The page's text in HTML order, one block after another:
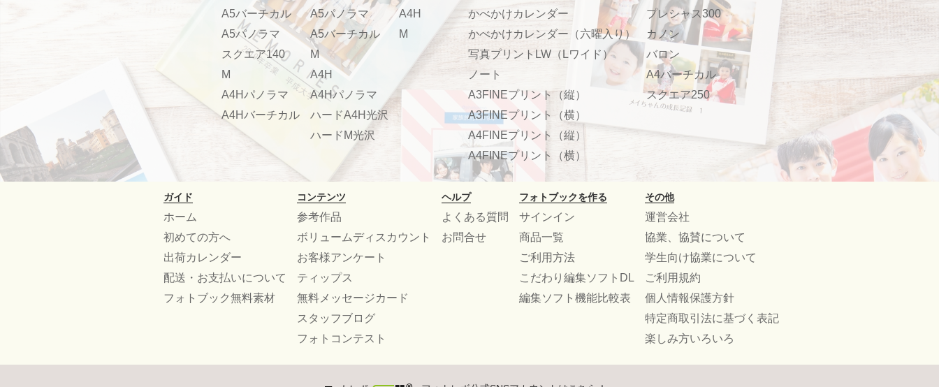
A5バーチカル
A5パノラマ
スクエア140
M
A4Hパノラマ
A4Hバーチカル
A5パノラマ
A5バーチカル
M
A4H
A4Hパノラマ
ハードA4H光沢
ハードM光沢
A4H
M
かべかけカレンダー
かべかけカレンダー（六曜入り）
写真プリントLW（Lワイド）
ノート
A3FINEプリント（縦）
A3FINEプリント（横）
A4FINEプリント（縦）
A4FINEプリント（横）
プレシャス300
カノン
バロン
A4バーチカル
スクエア250
ガイド
ホーム
初めての方へ
出荷カレンダー
配送・お支払いについて
フォトブック無料素材
コンテンツ
参考作品
ボリュームディスカウント
お客様アンケート
ティップス
無料メッセージカード
スタッフブログ
フォトコンテスト
ヘルプ
よくある質問
お問合せ
フォトブックを作る
サインイン
商品一覧
ご利用方法
こだわり編集ソフトDL
編集ソフト機能比較表
その他
運営会社
協業、協賛について
学生向け協業について
ご利用規約
個人情報保護方針
特定商取引法に基づく表記
楽しみ方いろいろ